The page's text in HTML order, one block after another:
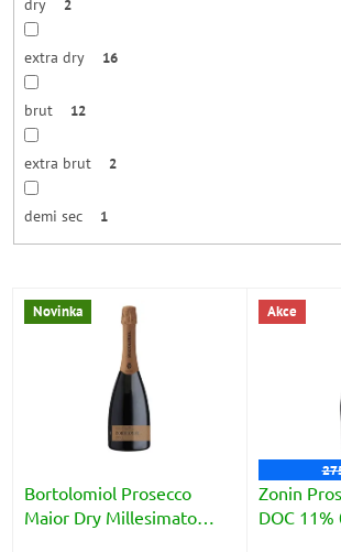
dry 2
extra dry 16
brut 12
extra brut 2
demi sec 1
Novinka
Bortolomiol Prosecco
Maior Dry Millesimato
Akce
Zonin
DOC 11%